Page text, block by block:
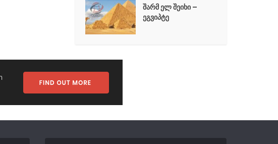
შარმ ელ შეიხი –
ეგვიპტე